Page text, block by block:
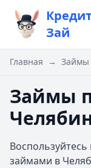
Зай
Главная → Займы
Займы
займами в